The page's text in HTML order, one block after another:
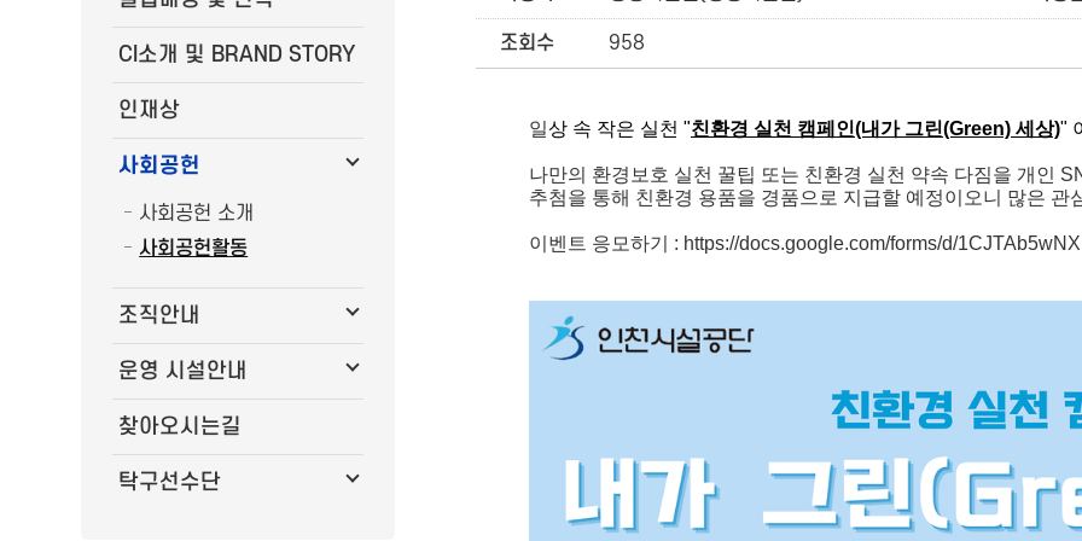
CI소개 및 BRAND STORY
인재상
사회공헌
사회공헌 소개
사회공헌활동
조직안내
운영 시설안내
찾아오시는길
탁구선수단
조회수 958
일상 속 작은 실천 "친환경 실천 캠페인(내가 그린(Green) 세상)"
나만의 환경보호 실천 꿀팁 또는 친환경 실천 약속 다짐을 개인
추첨을 통해 친환경 용품을 경품으로 지급할 예정이오니 많은 관
이벤트 응모하기 : https://docs.google.com/forms/d/